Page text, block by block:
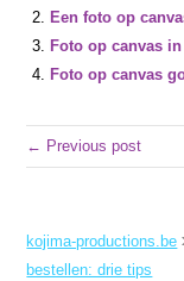
Een foto op
Foto op canvas
Foto op canvas
← Previous post
kojima-productions.be
bestellen: drie tips